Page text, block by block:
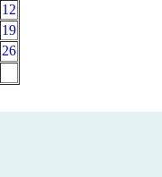
12
19
26